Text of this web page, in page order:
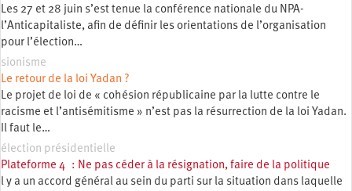
Les 27 et 28 juin s’est tenue la conférence nationale du NPA-
l’Anticapitaliste, afin de définir les orientations de l’organisation
pour l’élection…
sionisme
Le retour de la loi Yadan ?
Le projet de loi de « cohésion républicaine par la lutte contre le
racisme et l’antisémitisme » n’est pas la résurrection de la loi Yadan.
Il faut le…
élection présidentielle
Plateforme 4 : Ne pas céder à la résignation, faire de la politique
l y a un accord général au sein du parti sur la situation dans laquelle